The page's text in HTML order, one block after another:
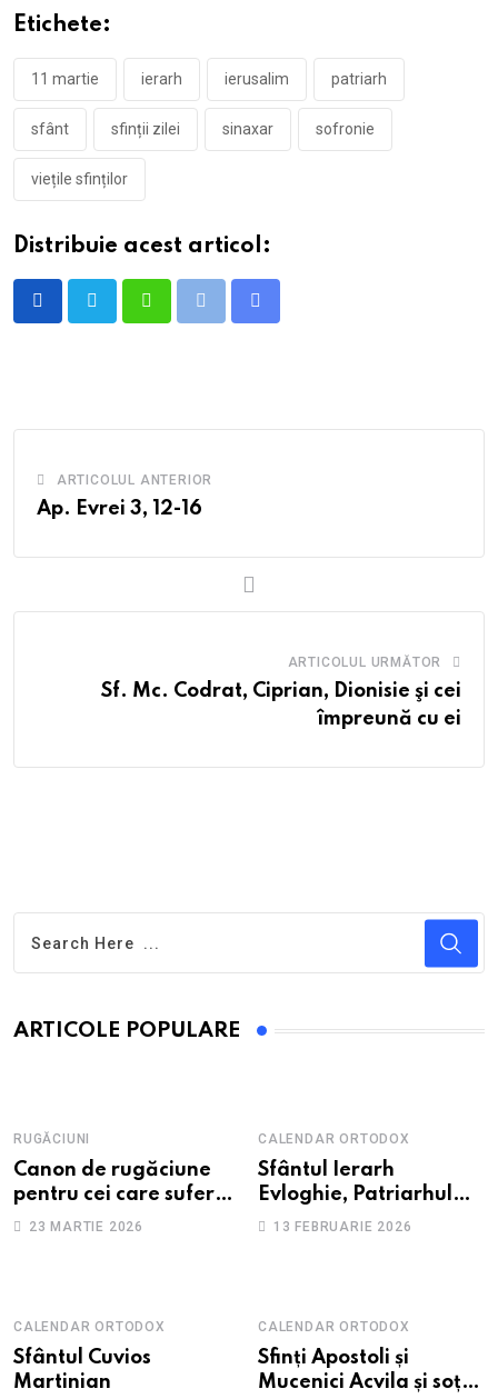
Etichete:
11 martie ierarh ierusalim patriarh
sfânt sfinții zilei sinaxar sofronie
viețile sfinților
Distribuie acest articol:
ARTICOLUL ANTERIOR
Ap. Evrei 3, 12-16
ARTICOLUL URMĂTOR
Sf. Mc. Codrat, Ciprian, Dionisie şi cei
împreună cu ei
ARTICOLE POPULARE
RUGĂCIUNI
Canon de rugăciune
pentru cei care suferă
de depresie și
23 MARTIE 2026
CALENDAR ORTODOX
Sfântul Ierarh
Evloghie, Patriarhul
Alexandriei
13 FEBRUARIE 2026
CALENDAR ORTODOX
Sfântul Cuvios
Martinian
CALENDAR ORTODOX
Sfinți Apostoli și
Mucenici Acvila și soția